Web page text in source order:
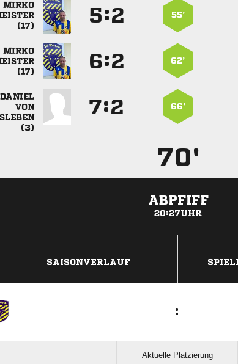


: 55’


: 62’



: 66’
70'
ABPFIFF
20:27UHR
SAISONVERLAUF
:
Aktuelle Platzierung